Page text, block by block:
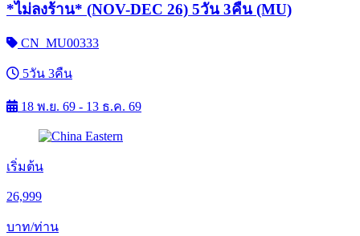
*ไม่ลงร้าน* (NOV-DEC 26) 5วัน 3คืน (MU)
CN_MU00333
5วัน 3คืน
18 พ.ย. 69 - 13 ธ.ค. 69
เริ่มต้น
26,999
บาท/ท่าน